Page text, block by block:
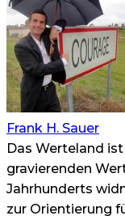
Frank H. Sauer
Das Werteland
gravierenden
Jahrhunderts
zur Orientierung